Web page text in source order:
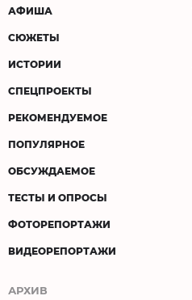
АФИША
СЮЖЕТЫ
ИСТОРИИ
СПЕЦПРОЕКТЫ
РЕКОМЕНДУЕМОЕ
ПОПУЛЯРНОЕ
ОБСУЖДАЕМОЕ
ТЕСТЫ И ОПРОСЫ
ФОТОРЕПОРТАЖИ
ВИДЕОРЕПОРТАЖИ
АРХИВ